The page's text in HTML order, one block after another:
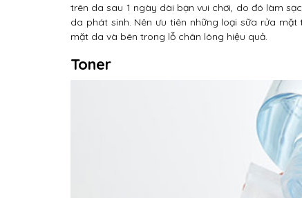
trên da sau 1 ngày dài bạn vui chơi, do đó làm
da phát sinh. Nên ưu tiên những loại sữa rửa
mặt da và bên trong lỗ chân lông hiệu quả.
Toner